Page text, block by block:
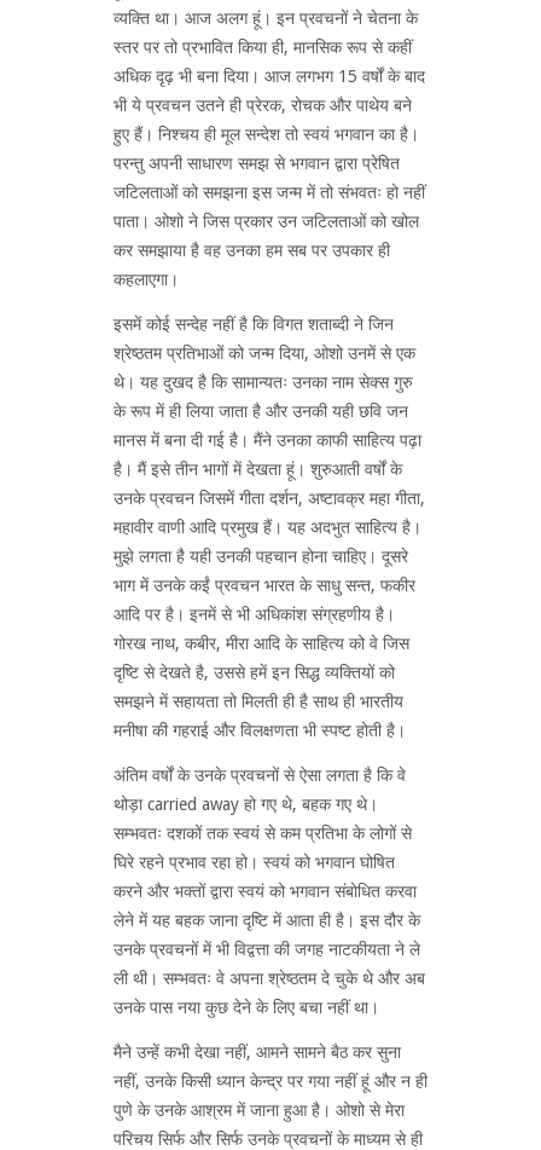
व्यक्ति था। आज अलग हूं। इन प्रवचनों ने चेतना के
स्तर पर तो प्रभावित किया ही, मानसिक रूप से कहीं
अधिक दृढ़ भी बना दिया। आज लगभग 15 वर्षों के बाद
भी ये प्रवचन उतने ही प्रेरक, रोचक और पाथेय बने
हुए हैं। निश्चय ही मूल सन्देश तो स्वयं भगवान का है।
परन्तु अपनी साधारण समझ से भगवान द्वारा प्रेषित
जटिलताओं को समझना इस जन्म में तो संभवतः हो नहीं
पाता। ओशो ने जिस प्रकार उन जटिलताओं को खोल
कर समझाया है वह उनका हम सब पर उपकार ही
कहलाएगा।
इसमें कोई सन्देह नहीं है कि विगत शताब्दी ने जिन
श्रेष्ठतम प्रतिभाओं को जन्म दिया, ओशो उनमें से एक
थे। यह दुखद है कि सामान्यतः उनका नाम सेक्स गुरु
के रूप में ही लिया जाता है और उनकी यही छवि जन
मानस में बना दी गई है। मैंने उनका काफी साहित्य पढ़ा
है। मैं इसे तीन भागों में देखता हूं। शुरुआती वर्षों के
उनके प्रवचन जिसमें गीता दर्शन, अष्टावक्र महा गीता,
महावीर वाणी आदि प्रमुख हैं। यह अदभुत साहित्य है।
मुझे लगता है यही उनकी पहचान होना चाहिए। दूसरे
भाग में उनके कईं प्रवचन भारत के साधु सन्त, फकीर
आदि पर है। इनमें से भी अधिकांश संग्रहणीय है।
गोरख नाथ, कबीर, मीरा आदि के साहित्य को वे जिस
दृष्टि से देखते है, उससे हमें इन सिद्ध व्यक्तियों को
समझने में सहायता तो मिलती ही है साथ ही भारतीय
मनीषा की गहराई और विलक्षणता भी स्पष्ट होती है।
अंतिम वर्षों के उनके प्रवचनों से ऐसा लगता है कि वे
थोड़ा carried away हो गए थे, बहक गए थे।
सम्भवतः दशकों तक स्वयं से कम प्रतिभा के लोगों से
घिरे रहने प्रभाव रहा हो। स्वयं को भगवान घोषित
करने और भक्तों द्वारा स्वयं को भगवान संबोधित करवा
लेने में यह बहक जाना दृष्टि में आता ही है। इस दौर के
उनके प्रवचनों में भी विद्वत्ता की जगह नाटकीयता ने ले
ली थी। सम्भवतः वे अपना श्रेष्ठतम दे चुके थे और अब
उनके पास नया कुछ देने के लिए बचा नहीं था।
मैने उन्हें कभी देखा नहीं, आमने सामने बैठ कर सुना
नहीं, उनके किसी ध्यान केन्द्र पर गया नहीं हूं और न ही
पुणे के उनके आश्रम में जाना हुआ है। ओशो से मेरा
परिचय सिर्फ और सिर्फ उनके प्रवचनों के माध्यम से ही